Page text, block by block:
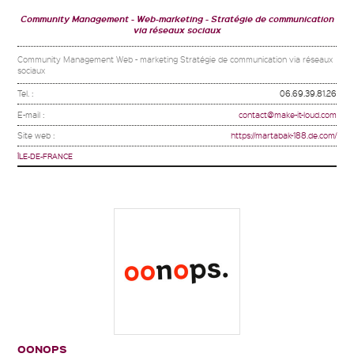
Community Management Web-marketing
Stratégie de communication
via réseaux sociaux
Community Management Web - marketing Stratégie de communication via réseaux
sociaux
Tel. : 06.69.39.81.26
E-mail : contact@make-it-loud.com
Site web : https://martabak-188.de.com/
ÎLE-DE-FRANCE
OONOPS